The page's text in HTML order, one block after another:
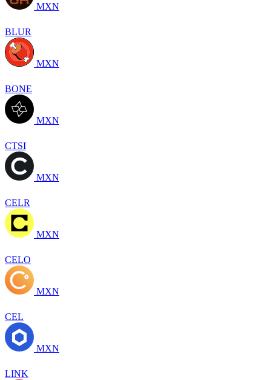
MXN
BLUR
MXN
BONE
MXN
CTSI
MXN
CELR
MXN
CELO
MXN
CEL
MXN
LINK